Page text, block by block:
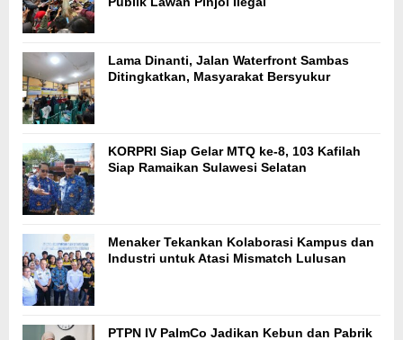
Lama Dinanti, Jalan Waterfront Sambas
Ditingkatkan, Masyarakat Bersyukur
KORPRI Siap Gelar MTQ ke-8, 103 Kafilah
Siap Ramaikan Sulawesi Selatan
Menaker Tekankan Kolaborasi Kampus dan
Industri untuk Atasi Mismatch Lulusan
PTPN IV PalmCo Jadikan Kebun dan Pabrik